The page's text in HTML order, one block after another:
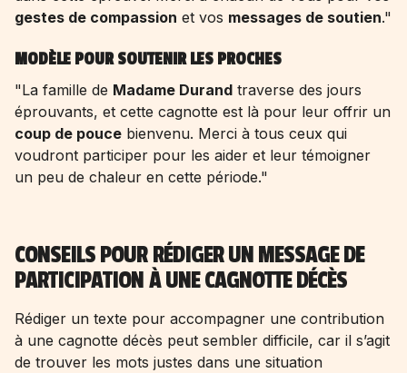
gestes de compassion et vos messages de soutien."
MODÈLE POUR SOUTENIR LES PROCHES
"La famille de Madame Durand traverse des jours
éprouvants, et cette cagnotte est là pour leur offrir un
coup de pouce bienvenu. Merci à tous ceux qui
voudront participer pour les aider et leur témoigner
un peu de chaleur en cette période."
CONSEILS POUR RÉDIGER UN MESSAGE DE
PARTICIPATION À UNE CAGNOTTE DÉCÈS
Rédiger un texte pour accompagner une contribution
à une cagnotte décès peut sembler difficile, car il s’agit
de trouver les mots justes dans une situation